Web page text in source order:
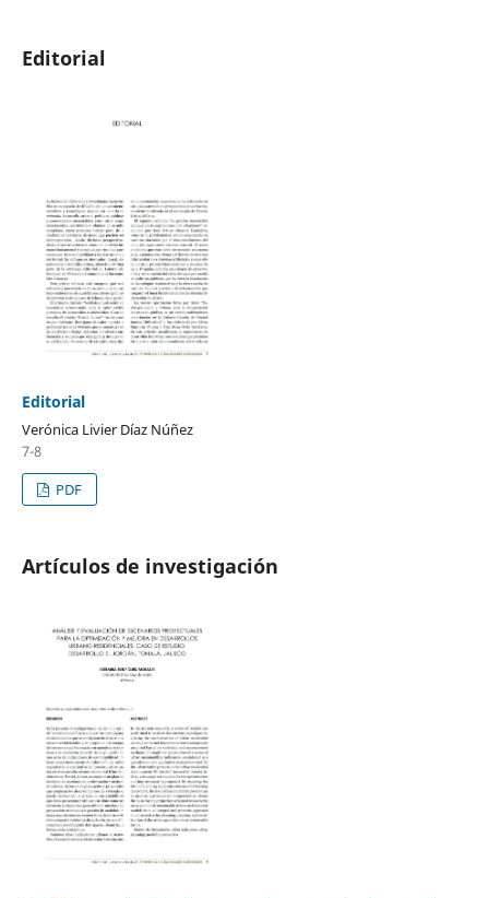
Editorial
Editorial
Verónica Livier Díaz Núñez
7-8
PDF
Artículos de investigación